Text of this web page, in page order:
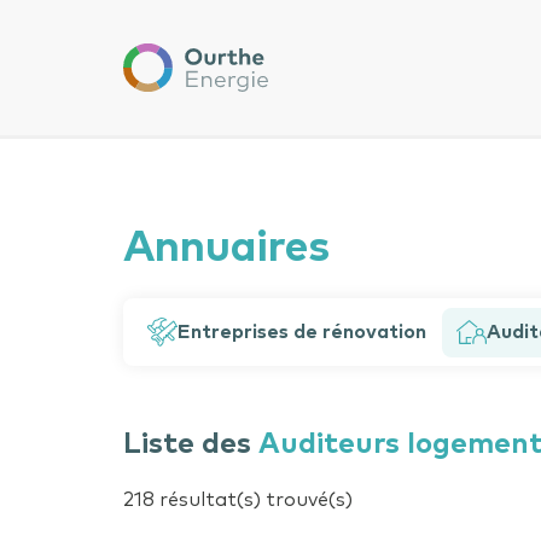
Energie
Vous
Annuaires
Entreprises de rénovation
Liste des Auditeurs
218 résultat(s) trouvé(s)